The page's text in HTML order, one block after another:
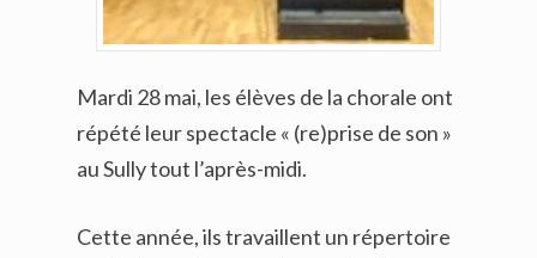
Mardi 28 mai, les élèves de la chorale ont
répété leur spectacle « (re)prise de son »
au Sully tout l’après-midi.
Cette année, ils travaillent un répertoire